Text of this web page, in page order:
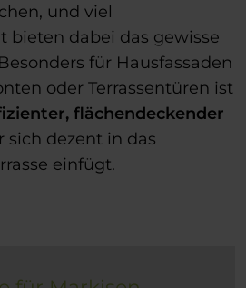
und viel
bieten dabei das gewisse
für Hausfassaden
oder Terrassentüren ist
flächendeckender
sich dezent in das
einfügt.